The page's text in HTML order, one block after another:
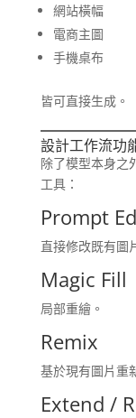
網站橫幅
電商主圖
手機桌布
皆可直接生成。
設計工作流功
除了模型本身之
工具：
Prompt
直接修改既有圖
Magic Fill
局部重繪。
Remix
基於現有圖片重
Extend /